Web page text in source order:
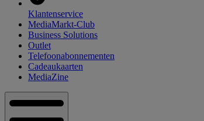
Klantenservice
MediaMarkt-Club
Business Solutions
Outlet
Telefoonabonnementen
Cadeaukaarten
MediaZine